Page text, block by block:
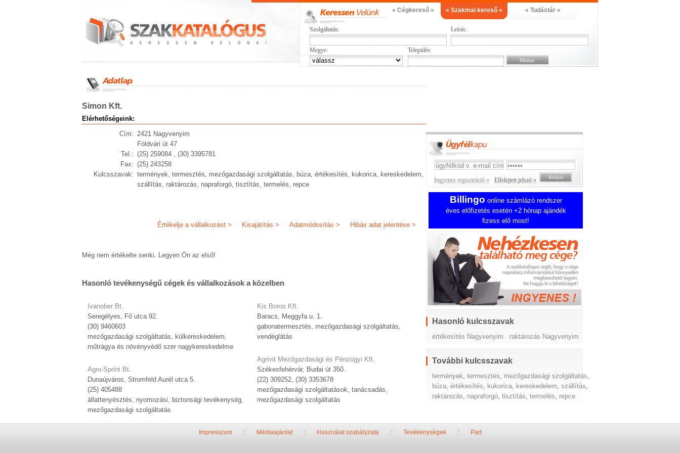
« Cégkereső » « Szakmai kereső » « Tudástár »
Szolgáltatás: Leírás:
Megye: Település:
Simon Kft.
Elérhetőségeink:
Cím: 2421 Nagyvenyim
Földvári út 47
Tel.: (25) 259084 , (30) 3395781
Fax: (25) 243258
Kulcsszavak: termények, termesztés, mezőgazdasági szolgáltatás, búza, értékesítés, kukorica, kereskedelem,
szállítás, raktározás, napraforgó, tisztítás, termelés, repce
Hibás adat jelentése >
Adatmódosítás >
Kisajátítás >
Értékelje a vállalkozást >
Még nem értékelte senki. Legyen Ön az első!
Hasonló tevékenységű cégek és vállalkozások a közelben
Ivanober Bt.
Seregélyes, Fő utca 92.
(30) 9460603
mezőgazdasági szolgáltatás, külkereskedelem,
műtrágya és növényvédő szer nagykereskedelme
Agro-Sprint Bt.
Dunaújváros, Stromfeld Aurél utca 5.
(25) 405488
állattenyésztés, nyomozási, biztonsági tevékenység,
mezőgazdasági szolgáltatás
Kis Boros Kft.
Baracs, Meggyfa u. 1.
gabonatermesztés, mezőgazdasági szolgáltatás,
vendéglátás
Agrivit Mezőgazdasági és Pénzügyi Kft.
Székesfehérvár, Budai út 350.
(22) 309252, (30) 3353678
mezőgazdasági szolgáltatások, tanácsadás,
mezőgazdasági szolgáltatás
Ingyenes regisztráció » Elfelejtett jelszó »
Billingo online számlázó rendszer
éves előfizetés esetén +2 hónap ajándék
fizess elő most!
Hasonló kulcsszavak
értékesítés Nagyvenyim raktározás Nagyvenyim
További kulcsszavak
termények,termesztés, mezőgazdasági szolgáltatás,
búza,értékesítés, kukorica, kereskedelem,szállítás,
raktározás, napraforgó,tisztítás,termelés, repce
Impresszum::Médiaajánlat::Használat szabályzata::Tevékenységek::Part